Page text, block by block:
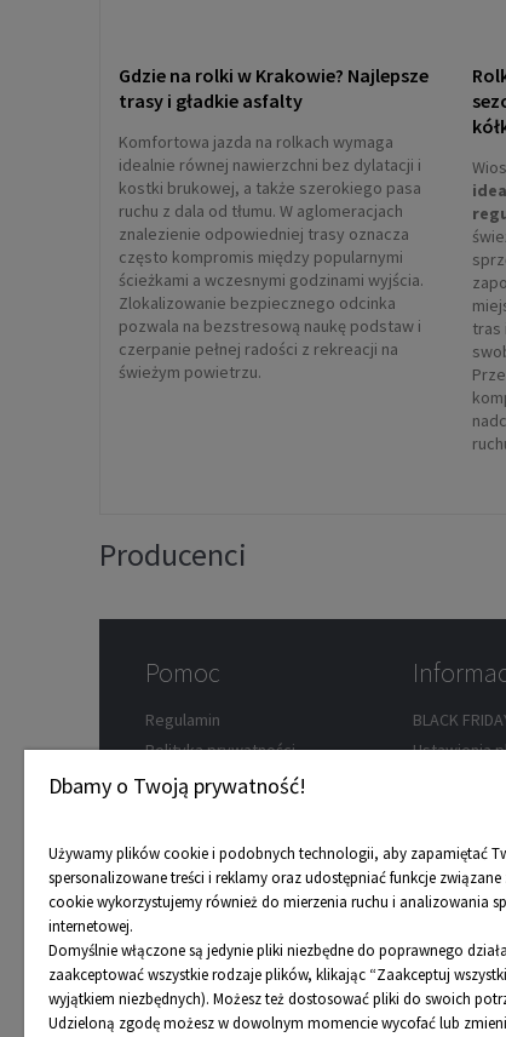
Gdzie na rolki w Krakowie? Najlepsze
trasy i gładkie asfalty
Komfortowa jazda na rolkach wymaga
idealnie równej nawierzchni bez dylatacji i
kostki brukowej, a także szerokiego pasa
ruchu z dala od tłumu. W aglomeracjach
znalezienie odpowiedniej trasy oznacza
często kompromis między popularnymi
ścieżkami a wczesnymi godzinami wyjścia.
Zlokalizowanie bezpiecznego odcinka
pozwala na bezstresową naukę podstaw i
czerpanie pełnej radości z rekreacji na
świeżym powietrzu.
tras
Producenci
Pomoc
Regulamin
Polityka prywatności
Zwroty
Formy płatności
Reklamacje
FAQ
BLACK
Ustawienia
Dostępność
Karta
Program
Odbiór
Dbamy o Twoją prywatność!
Używamy plików cookie i podobnych technologii, aby zapamiętać
spersonalizowane treści i reklamy oraz udostępniać funkcje
cookie wykorzystujemy również do mierzenia ruchu i analizowania
internetowej.
Domyślnie włączone są jedynie pliki niezbędne do poprawnego
zaakceptować wszystkie rodzaje plików, klikając “Zaakceptuj
wyjątkiem niezbędnych). Możesz też dostosować pliki do swoich
Udzieloną zgodę możesz w dowolnym momencie wycofać lub